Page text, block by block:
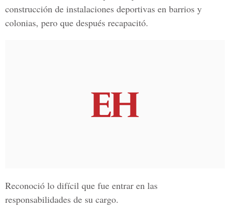
construcción de instalaciones deportivas en barrios y
colonias, pero que después recapacitó.
Reconoció lo difícil que fue entrar en las
responsabilidades de su cargo.